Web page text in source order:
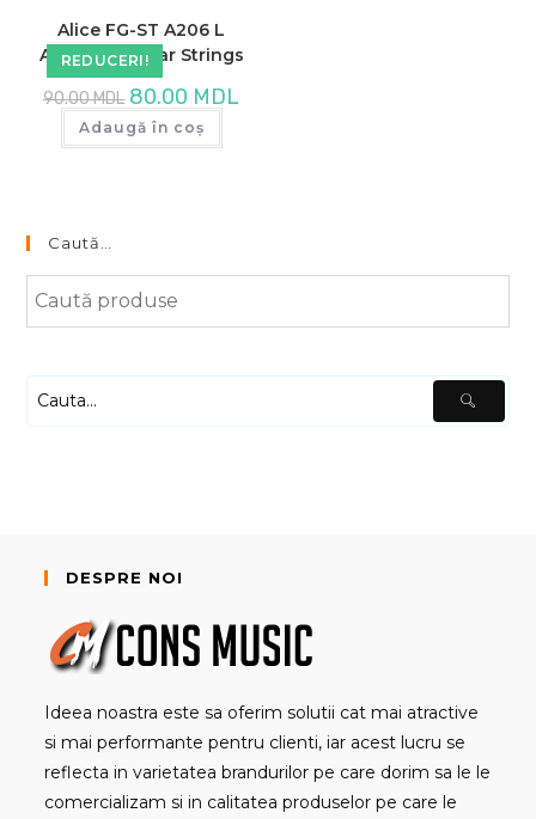
REDUCERI!
Alice FG-ST A206 L
Acoustic Guitar Strings
90.00MDL Prețul
inițial
a
fost:
80.00 MDL
Adaugă în coș
Caută…
DESPRE NOI
Ideea noastra este sa oferim solutii cat mai atractive
si mai performante pentru clienti, iar acest lucru se
reflecta in varietatea brandurilor pe care dorim sa le le
comercializam si in calitatea produselor pe care le